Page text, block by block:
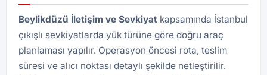
Beylikdüzü İletişim ve Sevkiyat kapsamında İstanbul
çıkışlı sevkiyatlarda yük türüne göre doğru araç
planlaması yapılır. Operasyon öncesi rota, teslim
süresi ve alıcı noktası detaylı şekilde netleştirilir.